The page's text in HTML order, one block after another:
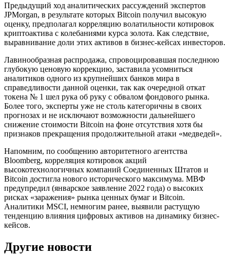
Предыдущий ход аналитических рассуждений экспертов
JPMorgan, в результате которых Bitcoin получил высокую
оценку, предполагал корреляцию волатильности котировок
криптоактива с колебаниями курса золота. Как следствие,
выравнивание доли этих активов в бизнес-кейсах инвесторов.
Лавинообразная распродажа, спровоцировавшая последнюю
глубокую ценовую коррекцию, заставила усомниться
аналитиков одного из крупнейших банков мира в
справедливости данной оценки, так как очередной откат
токена № 1 шел рука об руку с обвалом фондового рынка.
Более того, эксперты уже не столь категоричны в своих
прогнозах и не исключают возможности дальнейшего
снижение стоимости Bitcoin на фоне отсутствия хотя бы
признаков прекращения продолжительной атаки «медведей».
Напомним, по сообщению авторитетного агентства
Bloomberg, корреляция котировок акций
высокотехнологичных компаний Соединенных Штатов и
Bitcoin достигла нового исторического максимума. МВФ
предупредил (январское заявление 2022 года) о высоких
рисках «заражения» рынка ценных бумаг и Bitcoin.
Аналитики MSCI, немногим ранее, выявили растущую
тенденцию влияния цифровых активов на динамику бизнес-
кейсов.
Другие новости